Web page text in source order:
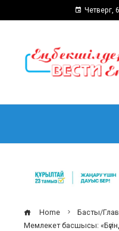
Четверг,
Home
Басты/
Мемлекет басшысы: